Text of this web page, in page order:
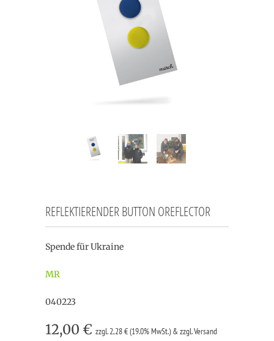
REFLEKTIERENDER BUTTON OREFLECTOR
Spende für Ukraine
MR
040223
12,00 € zzgl. 2,28 € (19.0% MwSt.) & zzgl. Versand